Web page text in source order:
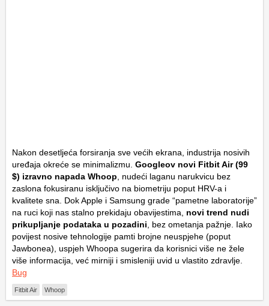
Nakon desetljeća forsiranja sve većih ekrana, industrija nosivih
uređaja okreće se minimalizmu. Googleov novi Fitbit Air (99
$) izravno napada Whoop , nudeći laganu narukvicu bez
zaslona fokusiranu isključivo na biometriju poput HRV-a i
kvalitete sna. Dok Apple i Samsung grade “pametne laboratorije”
na ruci koji nas stalno prekidaju obavijestima,
novi trend nudi
prikupljanje podataka u pozadini , bez ometanja pažnje. Iako
povijest nosive tehnologije pamti brojne neuspjehe (poput
Jawbonea), uspjeh Whoopa sugerira da korisnici više ne žele
više informacija, već mirniji i smisleniji uvid u vlastito zdravlje.
Bug
Fitbit Air Whoop